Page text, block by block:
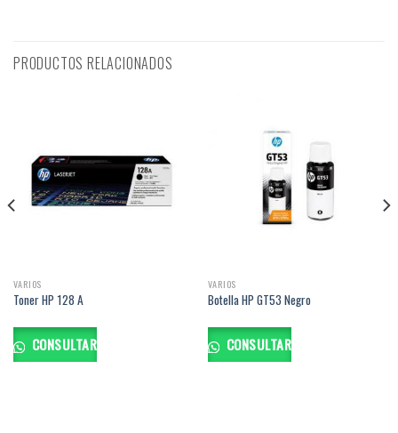
PRODUCTOS RELACIONADOS
VARIOS
Toner HP 128 A
CONSULTAR
VARIOS
Botella HP GT53 Negro
CONSULTAR